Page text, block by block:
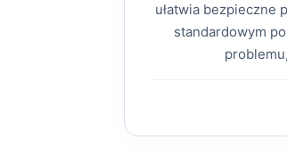
ułatwia bezpieczne
standardowym